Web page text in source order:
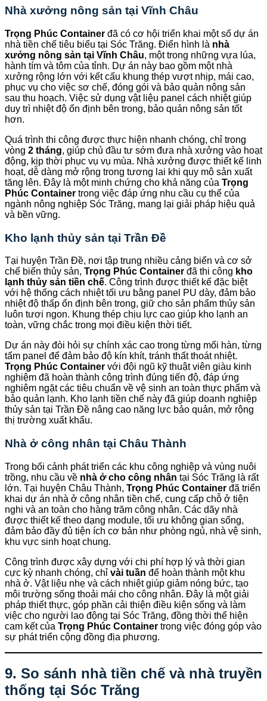
Nhà xưởng nông sản tại Vĩnh Châu
Trọng Phúc Container đã có cơ hội triển khai một số dự án
nhà tiền chế tiêu biểu tại Sóc Trăng. Điển hình là nhà
xưởng nông sản tại Vĩnh Châu, một trong những vựa lúa,
hành tím và tôm của tỉnh. Dự án này bao gồm một nhà
xưởng rộng lớn với kết cấu khung thép vượt nhịp, mái cao,
phục vụ cho việc sơ chế, đóng gói và bảo quản nông sản
sau thu hoạch. Việc sử dụng vật liệu panel cách nhiệt giúp
duy trì nhiệt độ ổn định bên trong, bảo quản nông sản tốt
hơn.
Quá trình thi công được thực hiện nhanh chóng, chỉ trong
vòng 2 tháng, giúp chủ đầu tư sớm đưa nhà xưởng vào hoạt
động, kịp thời phục vụ vụ mùa. Nhà xưởng được thiết kế linh
hoạt, dễ dàng mở rộng trong tương lai khi quy mô sản xuất
tăng lên. Đây là một minh chứng cho khả năng của Trọng
Phúc Container trong việc đáp ứng nhu cầu cụ thể của
ngành nông nghiệp Sóc Trăng, mang lại giải pháp hiệu quả
và bền vững.
Kho lạnh thủy sản tại Trần Đề
Tại huyện Trần Đề, nơi tập trung nhiều cảng biển và cơ sở
chế biến thủy sản, Trọng Phúc Container đã thi công kho
lạnh thủy sản tiền chế. Công trình được thiết kế đặc biệt
với hệ thống cách nhiệt tối ưu bằng panel PU dày, đảm bảo
nhiệt độ thấp ổn định bên trong, giữ cho sản phẩm thủy sản
luôn tươi ngon. Khung thép chịu lực cao giúp kho lạnh an
toàn, vững chắc trong mọi điều kiện thời tiết.
Dự án này đòi hỏi sự chính xác cao trong từng mối hàn, từng
tấm panel để đảm bảo độ kín khít, tránh thất thoát nhiệt.
Trọng Phúc Container với đội ngũ kỹ thuật viên giàu kinh
nghiệm đã hoàn thành công trình đúng tiến độ, đáp ứng
nghiêm ngặt các tiêu chuẩn về vệ sinh an toàn thực phẩm và
bảo quản lạnh. Kho lạnh tiền chế này đã giúp doanh nghiệp
thủy sản tại Trần Đề nâng cao năng lực bảo quản, mở rộng
thị trường xuất khẩu.
Nhà ở công nhân tại Châu Thành
Trong bối cảnh phát triển các khu công nghiệp và vùng nuôi
trồng, nhu cầu về nhà ở cho công nhân tại Sóc Trăng là rất
lớn. Tại huyện Châu Thành, Trọng Phúc Container đã triển
khai dự án nhà ở công nhân tiền chế, cung cấp chỗ ở tiện
nghi và an toàn cho hàng trăm công nhân. Các dãy nhà
được thiết kế theo dạng module, tối ưu không gian sống,
đảm bảo đầy đủ tiện ích cơ bản như phòng ngủ, nhà vệ sinh,
khu vực sinh hoạt chung.
Công trình được xây dựng với chi phí hợp lý và thời gian
cực kỳ nhanh chóng, chỉ vài tuần để hoàn thành một khu
nhà ở. Vật liệu nhẹ và cách nhiệt giúp giảm nóng bức, tạo
môi trường sống thoải mái cho công nhân. Đây là một giải
pháp thiết thực, góp phần cải thiện điều kiện sống và làm
việc cho người lao động tại Sóc Trăng, đồng thời thể hiện
cam kết của Trọng Phúc Container trong việc đóng góp vào
sự phát triển cộng đồng địa phương.
9. So sánh nhà tiền chế và nhà truyền
thống tại Sóc Trăng